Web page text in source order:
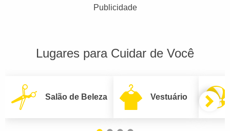
Publicidade
Lugares para Cuidar de Você
Salão de Beleza Vestuário